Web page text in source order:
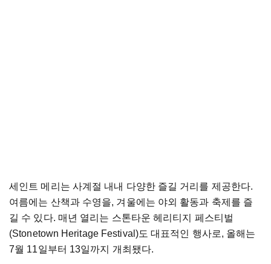
세인트 메리는 사계절 내내 다양한 즐길 거리를 제공한다.
여름에는 산책과 수영을, 겨울에는 야외 활동과 축제를 즐
길 수 있다. 매년 열리는 스톤타운 헤리티지 페스티벌
(Stonetown Heritage Festival)도 대표적인 행사로, 올해는
7월 11일부터 13일까지 개최됐다.